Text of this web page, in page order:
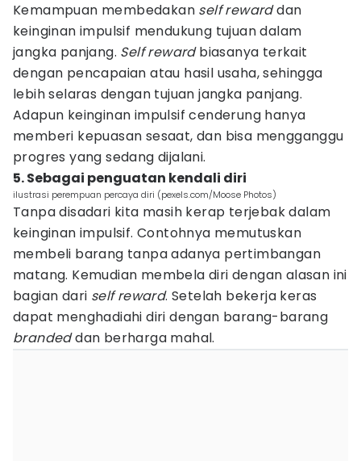
Kemampuan membedakan self rewarddan
keinginan impulsif mendukung tujuan dalam
jangka panjang. Self rewardbiasanya terkait
dengan pencapaian atau hasil usaha, sehingga
lebih selaras dengan tujuan jangka panjang.
Adapun keinginan impulsif cenderung hanya
memberi kepuasan sesaat, dan bisa mengganggu
progres yang sedang dijalani.
5. Sebagai penguatan kendali diri
ilustrasi perempuan percaya diri (pexels.com/Moose Photos)
Tanpa disadari kita masih kerap terjebak dalam
keinginan impulsif. Contohnya memutuskan
membeli barang tanpa adanya pertimbangan
matang. Kemudian membela diri dengan alasan ini
bagian dari self reward. Setelah bekerja keras
dapat menghadiahi diri dengan barang-barang
brandeddan berharga mahal.